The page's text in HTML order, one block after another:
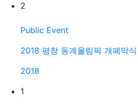
2
Public Event
2018 평창 동계올림픽 개폐막식
2018
1